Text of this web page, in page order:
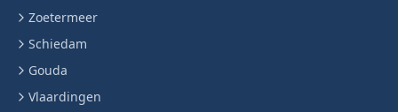
Zoetermeer
Schiedam
Gouda
Vlaardingen